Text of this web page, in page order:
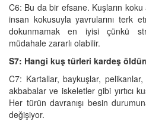
C6: Bu da bir efsane. Kuşların
insan kokusuyla yavrularını terk
dokunmamak en iyisi çünkü
müdahale zararlı olabilir.
S7: Hangi kuş türleri kardeş
C7: Kartallar, baykuşlar,
akbabalar ve iskeletler gibi yırtıcı
Her türün davranışı besin
değişiyor.